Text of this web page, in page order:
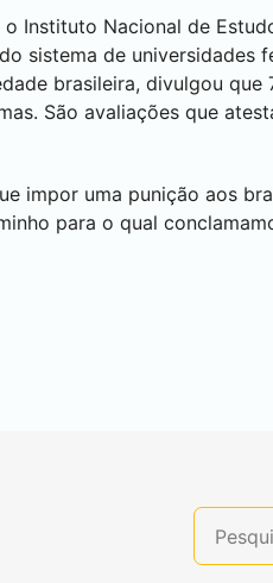
Instituto Nacional de
sistema de universidades
brasileira, divulgou que
São avaliações que
impor uma punição aos
para o qual